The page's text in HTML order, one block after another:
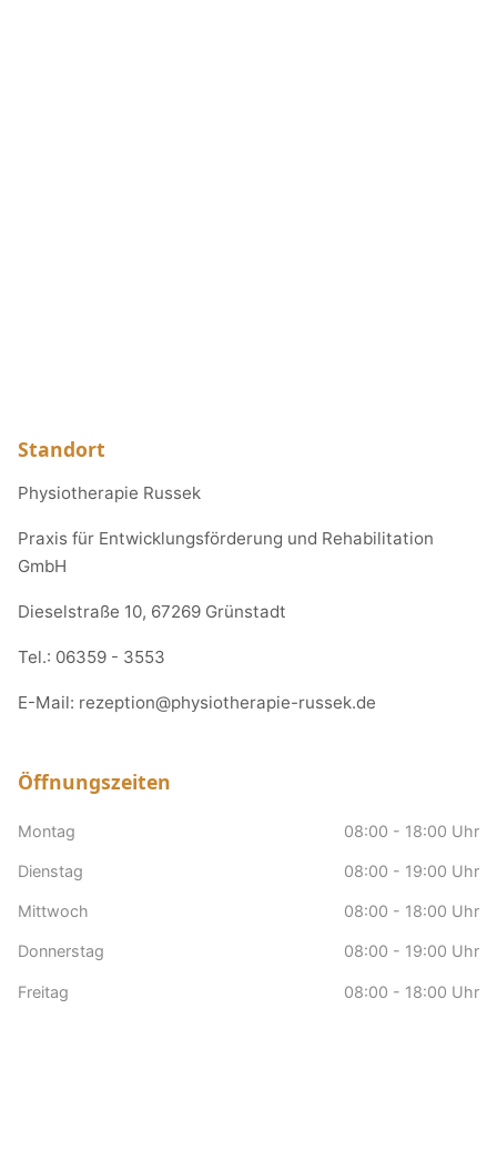
Standort
Physiotherapie Russek
Praxis für Entwicklungsförderung und Rehabilitation
GmbH
Dieselstraße 10, 67269 Grünstadt
Tel.: 06359 - 3553
E-Mail: rezeption@physiotherapie-russek.de
Öffnungszeiten
Montag 08:00 - 18:00 Uhr
Dienstag 08:00 - 19:00 Uhr
Mittwoch 08:00 - 18:00 Uhr
Donnerstag 08:00 - 19:00 Uhr
Freitag 08:00 - 18:00 Uhr